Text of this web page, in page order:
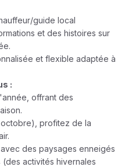
guide local
et des histoires sur
et flexible adaptée à
:
offrant des
profitez de la
des paysages enneigés
activités hivernales